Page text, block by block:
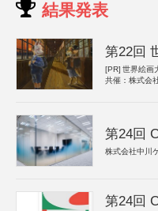
結果発表
第22回
[PR] 世界絵画
共催：株式会
第24回
株式会社中川
第24回